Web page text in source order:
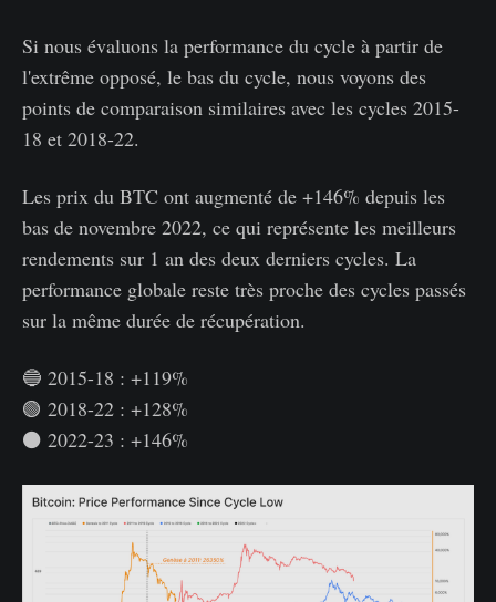
Si nous évaluons la performance du cycle à partir de
l'extrême opposé, le bas du cycle, nous voyons des
points de comparaison similaires avec les cycles 2015-
18 et 2018-22.
Les prix du BTC ont augmenté de +146% depuis les
bas de novembre 2022, ce qui représente les meilleurs
rendements sur 1 an des deux derniers cycles. La
performance globale reste très proche des cycles passés
sur la même durée de récupération.
🔵 2015-18 : +119%
🟢 2018-22 : +128%
⚫ 2022-23 : +146%